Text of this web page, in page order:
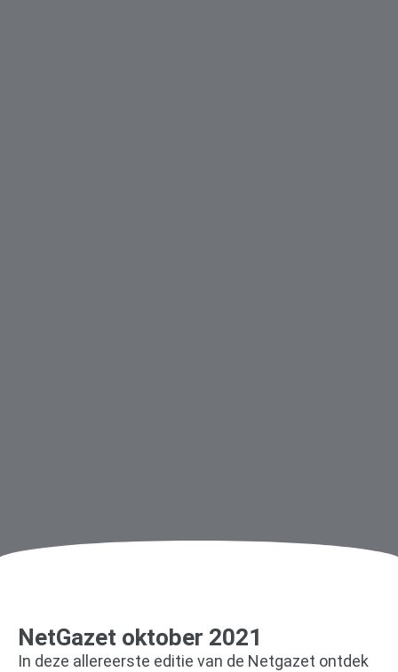
NetGazet oktober 2021
In deze allereerste editie van de Netgazet ontdek